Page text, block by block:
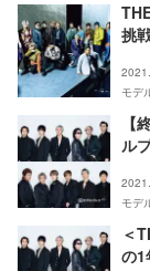
挑
モデ
【
ル
モデ
＜
の1